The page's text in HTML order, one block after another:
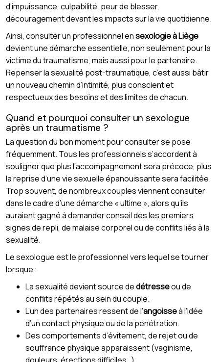
d’impuissance, culpabilité, peur de blesser,
découragement devant les impacts sur la vie quotidienne.
Ainsi, consulter un professionnel ensexologie à Liège
devient une démarche essentielle, non seulement pour la
victime du traumatisme, mais aussi pour le partenaire.
Repenser la sexualité post-traumatique, c’est aussi bâtir
un nouveau chemin d’intimité, plus conscient et
respectueux des besoins et des limites de chacun.
Quand et pourquoi consulter un sexologue
après un traumatisme ?
La question du bon moment pour consulter se pose
fréquemment. Tous les professionnels s’accordent à
souligner que plus l’accompagnement sera précoce, plus
la reprise d’une vie sexuelle épanouissante sera facilitée.
Trop souvent, de nombreux couples viennent consulter
dans le cadre d’une démarche « ultime », alors qu’ils
auraient gagné à demander conseil dès les premiers
signes de repli, de malaise corporel ou de conflits liés à la
sexualité.
Le sexologue est le professionnel vers lequel se tourner
lorsque :
La sexualité devient source dedétresseou de
conflits répétés au sein du couple.
L’un des partenaires ressent de l’angoisseà l’idée
d’un contact physique ou de la pénétration.
Des comportements d’évitement, de rejet ou de
souffrance physique apparaissent (vaginisme,